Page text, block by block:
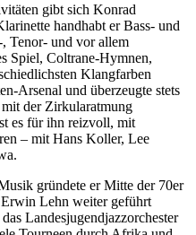
gibt sich Konrad
handhabt er Bass- und
Tenor- und vor allem
Spiel, Coltrane-Hymnen,
Klangfarben
Arsenal und überzeugte stets
der Zirkularatmung
es für ihn reizvoll, mit
– mit Hans Koller, Lee
gründete er Mitte der 70er
Lehn weiter geführt
Landesjugendjazzorchester